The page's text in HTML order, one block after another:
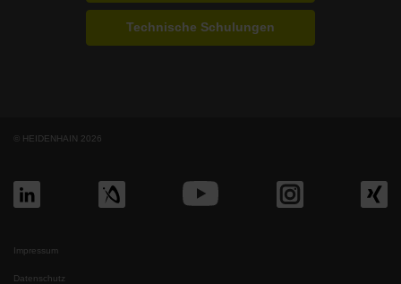
Technische Schulungen
© HEIDENHAIN 2026
Impressum
Datenschutz